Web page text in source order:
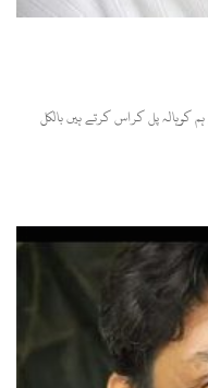
پل کراس کرتے ہیں بالکل